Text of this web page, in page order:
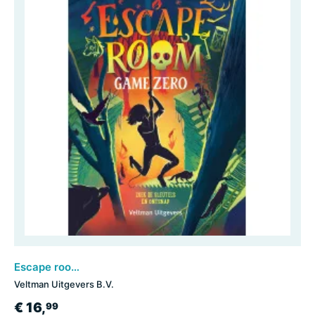
Escape room Game Zero
Veltman Uitgevers B.V.
€ 16,99